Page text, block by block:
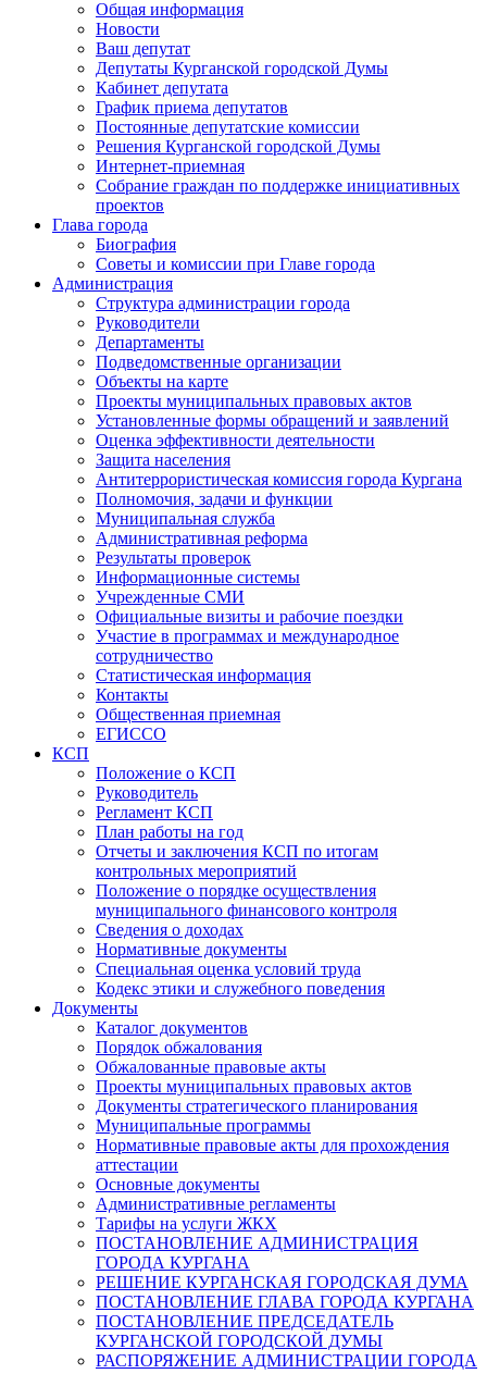
Общая информация
Новости
Ваш депутат
Депутаты Курганской городской Думы
Кабинет депутата
График приема депутатов
Постоянные депутатские комиссии
Решения Курганской городской Думы
Интернет-приемная
Собрание граждан по поддержке инициативных
проектов
Глава города
Биография
Советы и комиссии при Главе города
Администрация
Структура администрации города
Руководители
Департаменты
Подведомственные организации
Объекты на карте
Проекты муниципальных правовых актов
Установленные формы обращений и заявлений
Оценка эффективности деятельности
Защита населения
Антитеррористическая комиссия города Кургана
Полномочия, задачи и функции
Муниципальная служба
Административная реформа
Результаты проверок
Информационные системы
Учрежденные СМИ
Официальные визиты и рабочие поездки
Участие в программах и международное
сотрудничество
Статистическая информация
Контакты
Общественная приемная
ЕГИССО
КСП
Положение о КСП
Руководитель
Регламент КСП
План работы на год
Отчеты и заключения КСП по итогам
контрольных мероприятий
Положение о порядке осуществления
муниципального финансового контроля
Сведения о доходах
Нормативные документы
Специальная оценка условий труда
Кодекс этики и служебного поведения
Документы
Каталог документов
Порядок обжалования
Обжалованные правовые акты
Проекты муниципальных правовых актов
Документы стратегического планирования
Муниципальные программы
Нормативные правовые акты для прохождения
аттестации
Основные документы
Административные регламенты
Тарифы на услуги ЖКХ
ПОСТАНОВЛЕНИЕ АДМИНИСТРАЦИЯ
ГОРОДА КУРГАНА
РЕШЕНИЕ КУРГАНСКАЯ ГОРОДСКАЯ ДУМА
ПОСТАНОВЛЕНИЕ ГЛАВА ГОРОДА КУРГАНА
ПОСТАНОВЛЕНИЕ ПРЕДСЕДАТЕЛЬ
КУРГАНСКОЙ ГОРОДСКОЙ ДУМЫ
РАСПОРЯЖЕНИЕ АДМИНИСТРАЦИИ ГОРОДА